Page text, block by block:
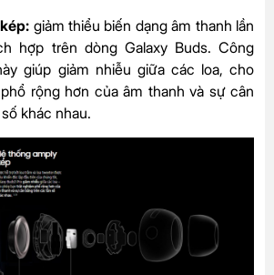
giảm thiểu biến dạng âm thanh lần
hợp trên dòng Galaxy Buds. Công
giúp giảm nhiễu giữa các loa, cho
rộng hơn của âm thanh và sự cân
khác nhau.